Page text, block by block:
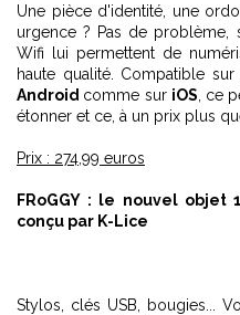
Une pièce d'identité, une
urgence ? Pas de problème,
Wifi lui permettent de
haute qualité. Compatible sur
Android comme sur iOS , ce
étonner et ce, à un prix plus
Prix : 274,99 euros
FRoGGY : le nouvel objet
conçu par K-Lice
Stylos, clés USB, bougies...